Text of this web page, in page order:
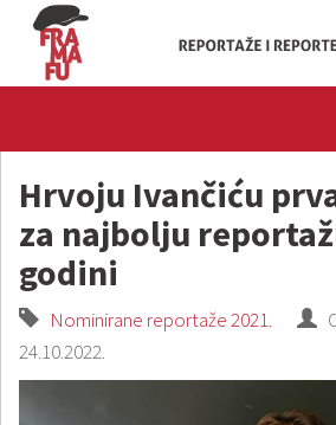
Hrvoju Ivančiću
za najbolju
godini
Nominirane reportaže 2021.
24.10.2022.